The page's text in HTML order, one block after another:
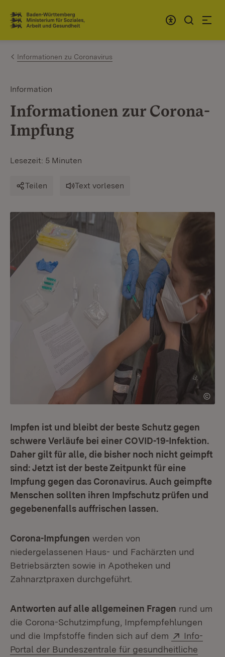
Zum Inhalt springen
Link zur Startseite
Informationen zu Coronavirus
Information
Informationen zur Corona-
Impfung
Lesezeit: 5 Minuten
Teilen Text vorlesen
Impfen ist und bleibt der beste Schutz gegen
schwere Verläufe bei einer COVID-19-Infektion.
Daher gilt für alle, die bisher noch nicht geimpft
sind: Jetzt ist der beste Zeitpunkt für eine
Impfung gegen das Coronavirus. Auch geimpfte
Menschen sollten ihren Impfschutz prüfen und
gegebenenfalls auffrischen lassen.
Corona-Impfungen werden von
niedergelassenen Haus- und Fachärzten und
Betriebsärzten sowie in Apotheken und
Zahnarztpraxen durchgeführt.
Antworten auf alle allgemeinen Fragen rund um
die Corona-Schutzimpfung, Impfempfehlungen
und die Impfstoffe finden sich auf dem
Extern:
Info-
Portal der Bundeszentrale für gesundheitliche